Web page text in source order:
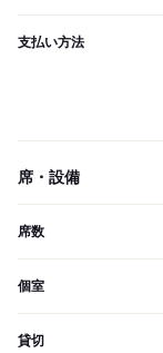
支払い方法
席・設備
席数
個室
貸切